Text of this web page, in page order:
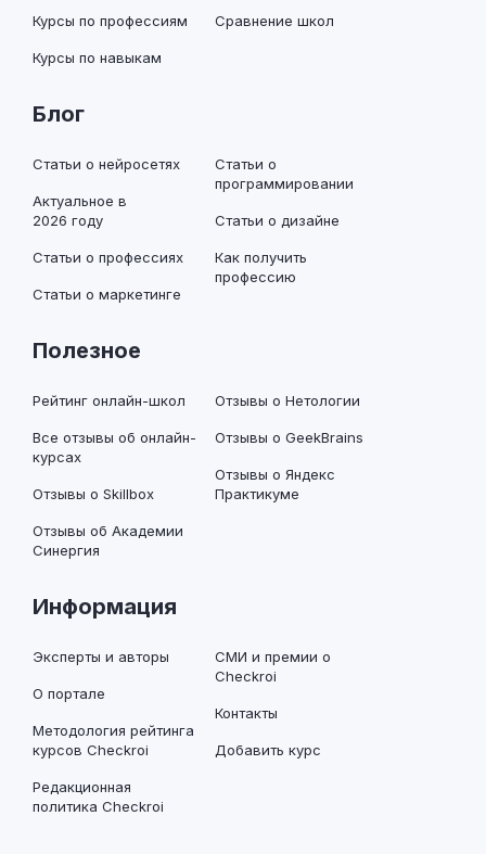
Курсы по профессиям
Курсы по навыкам
Сравнение школ
Блог
Статьи о нейросетях
Актуальное в
2026 году
Статьи о профессиях
Статьи о маркетинге
Статьи о
программировании
Статьи о дизайне
Как получить
профессию
Полезное
Рейтинг онлайн-школ
Все отзывы об онлайн-
курсах
Отзывы о Skillbox
Отзывы об Академии
Синергия
Отзывы о Нетологии
Отзывы о GeekBrains
Отзывы о Яндекс
Практикуме
Информация
Эксперты и авторы
О портале
Методология рейтинга
курсов Checkroi
Редакционная
политика Checkroi
СМИ и премии о
Checkroi
Контакты
Добавить курс